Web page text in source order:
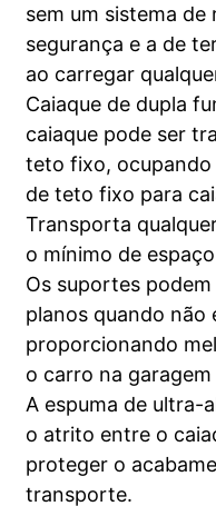
sem um sistema de
segurança e a de
ao carregar
Caiaque de dupla
caiaque pode ser
teto fixo, ocupando
de teto fixo para
Transporta
o mínimo de
Os suportes
planos quando não
proporcionando
o carro na
A espuma de ultra-
o atrito entre o
proteger o
transporte.